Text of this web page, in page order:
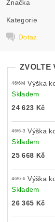
Značka
Kategorie
Dotaz
ZVOLTE
46/6M
Výška
Skladem
24 623 Kč
46/6-3 Výška
Skladem
25 668 Kč
46/6-6 Výška
Skladem
26 365 Kč